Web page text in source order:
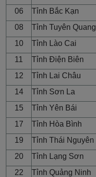
06
Tỉnh Bắc Kạn
08
Tỉnh Tuyên Quang
10
Tỉnh Lào Cai
11
Tỉnh Điện Biên
12
Tỉnh Lai Châu
14
Tỉnh Sơn La
15
Tỉnh Yên Bái
17
Tỉnh Hòa Bình
19
Tỉnh Thái Nguyên
20
Tỉnh Lạng Sơn
22
Tỉnh Quảng Ninh